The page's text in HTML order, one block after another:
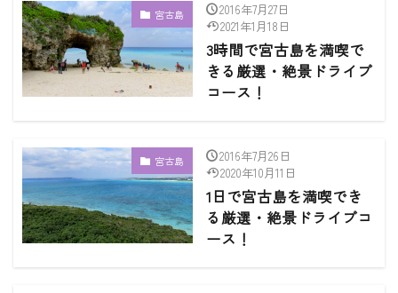
宮古島
2016年7月27日
2021年1月18日
3時間で宮古島を満喫で
きる厳選・絶景ドライブ
コース！
宮古島
2016年7月26日
2020年10月11日
1日で宮古島を満喫でき
る厳選・絶景ドライブコ
ース！